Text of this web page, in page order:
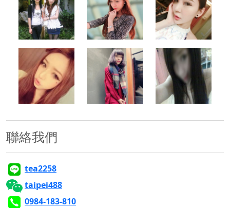
500x500 500x500 500x500
500x500 500x500 500x500
聯絡我們
tea2258
taipei488
0984-183-810